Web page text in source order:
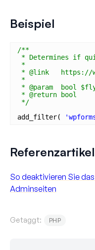
Beispiel
/**
* Determines if
*
* @link   https://
*
* @param  bool
* @return bool
*/
add_filter(
Referenzartikel
So deaktivieren Sie
Adminseiten
Getaggt: PHP